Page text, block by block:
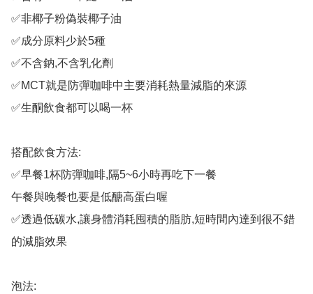
✅非椰子粉偽裝椰子油
✅成分原料少於5種
✅不含鈉,不含乳化劑
✅MCT就是防彈咖啡中主要消耗熱量減脂的來源
✅生酮飲食都可以喝一杯
搭配飲食方法:
✅早餐1杯防彈咖啡,隔5~6小時再吃下一餐
午餐與晚餐也要是低醣高蛋白喔
✅透過低碳水,讓身體消耗囤積的脂肪,短時間內達到很不錯
的減脂效果
泡法: